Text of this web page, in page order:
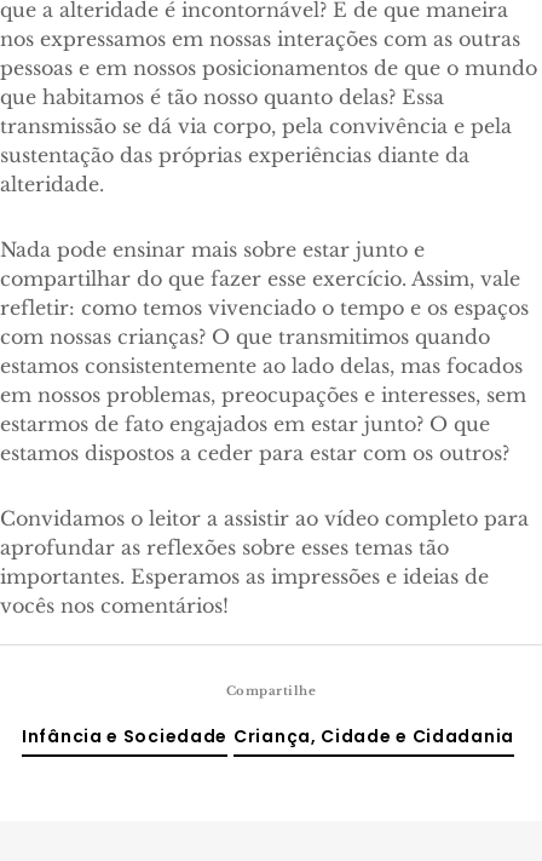
que a alteridade é incontornável? E de que maneira
nos expressamos em nossas interações com as outras
pessoas e em nossos posicionamentos de que o mundo
que habitamos é tão nosso quanto delas? Essa
transmissão se dá via corpo, pela convivência e pela
sustentação das próprias experiências diante da
alteridade.
Nada pode ensinar mais sobre estar junto e
compartilhar do que fazer esse exercício. Assim, vale
refletir: como temos vivenciado o tempo e os espaços
com nossas crianças? O que transmitimos quando
estamos consistentemente ao lado delas, mas focados
em nossos problemas, preocupações e interesses, sem
estarmos de fato engajados em estar junto? O que
estamos dispostos a ceder para estar com os outros?
Convidamos o leitor a assistir ao vídeo completo para
aprofundar as reflexões sobre esses temas tão
importantes. Esperamos as impressões e ideias de
vocês nos comentários!
Compartilhe
Infância e Sociedade Criança, Cidade e Cidadania